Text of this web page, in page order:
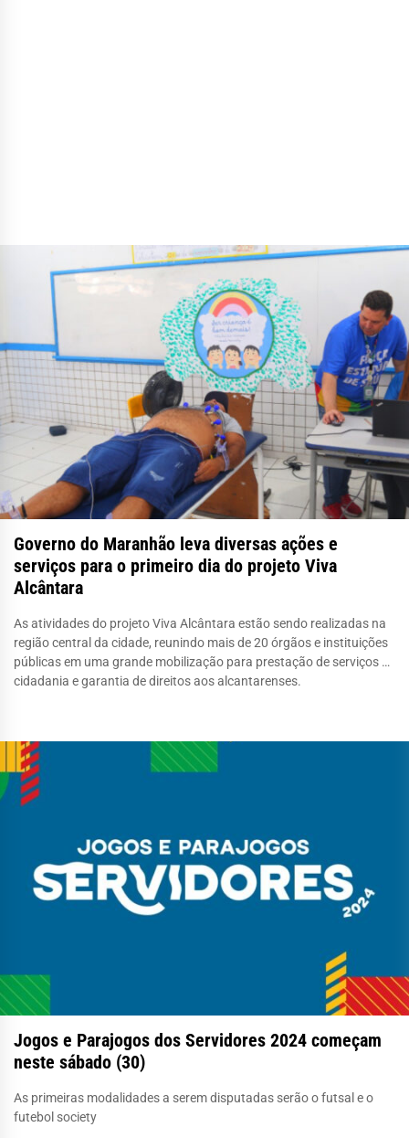
Governo do Maranhão leva diversas ações e
serviços para o primeiro dia do projeto Viva
Alcântara
As atividades do projeto Viva Alcântara estão sendo realizadas na
região central da cidade, reunindo mais de 20 órgãos e instituições
públicas em uma grande mobilização para prestação de serviços de
cidadania e garantia de direitos aos alcantarenses.
Jogos e Parajogos dos Servidores 2024 começam
neste sábado (30)
As primeiras modalidades a serem disputadas serão o futsal e o
futebol society